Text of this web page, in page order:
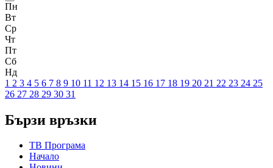
Пн
Вт
Ср
Чт
Пт
Сб
Нд
1 2 3 4 5 6 7 8 9 10 11 12 13 14 15 16 17 18 19 20 21 22 23 24 25
26 27 28 29 30 31
Бързи връзки
ТВ Програма
Начало